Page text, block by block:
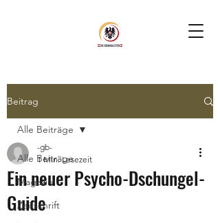
Beitrag
Alle Beiträge
Magazin
Zeitschrift
Alle Beiträge
Ein neuer Psycho-Dschungel-
Guide
-gb-
1 Min. Lesezeit